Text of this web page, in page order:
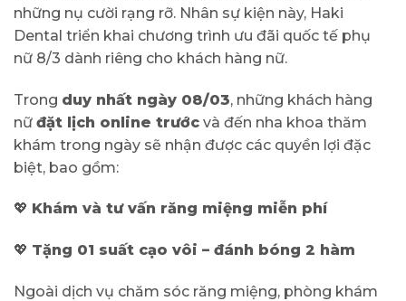
những nụ cười rạng rỡ. Nhân sự kiện này, Haki
Dental triển khai chương trình ưu đãi quốc tế phụ
nữ 8/3 dành riêng cho khách hàng nữ.
Trong duy nhất ngày 08/03, những khách hàng
nữ đặt lịch online trước và đến nha khoa thăm
khám trong ngày sẽ nhận được các quyền lợi đặc
biệt, bao gồm:
💖 Khám và tư vấn răng miệng miễn phí
💖 Tặng 01 suất cạo vôi – đánh bóng 2 hàm
Ngoài dịch vụ chăm sóc răng miệng, phòng khám